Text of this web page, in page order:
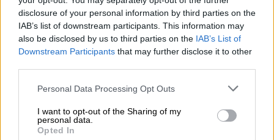
disclosure of your personal information by third parties on the
IAB’s list of downstream participants. This information may
also be disclosed by us to third parties on the IAB’s List of
Downstream Participants that may further disclose it to other
Please note that this website/app uses one or more Google
not limited to your visit or usage behaviour. You may click to
grant or deny consent to Google and its third-party tags to
use your data for below specified purposes in below Google
Personal Data Processing Opt Outs
I want to opt-out of the Sharing of my
personal data.
Opted In
Publicδιασφαλίζει ότι αποκτούν τα
προϊόντα τους στις καλύτερες δυνατές
τιμές.
Το δώρο φτάνει όπου κι αν βρίσκεστε
Για όσους νονούς - νονές βρίσκονται μακριά
από τα βαφτιστήρια τους, το Public+ Delivery
κάνει την αποστολή δώρων πιο εύκολη από